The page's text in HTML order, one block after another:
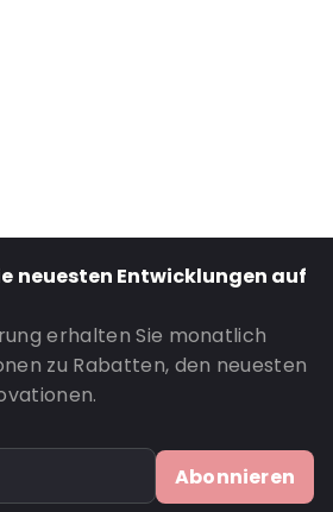
neuesten Entwicklungen auf
erhalten Sie monatlich
zu Rabatten, den neuesten
Abonnieren